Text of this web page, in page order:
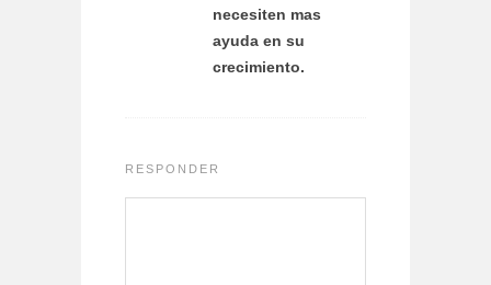
necesiten mas
ayuda en su
crecimiento.
RESPONDER